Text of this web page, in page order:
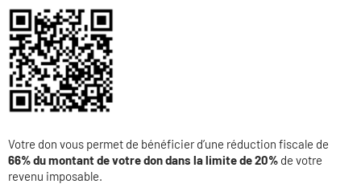
Votre don vous permet de bénéficier d’une réduction fiscale de
66% du montant de votre don dans la limite de 20% de votre
revenu imposable.